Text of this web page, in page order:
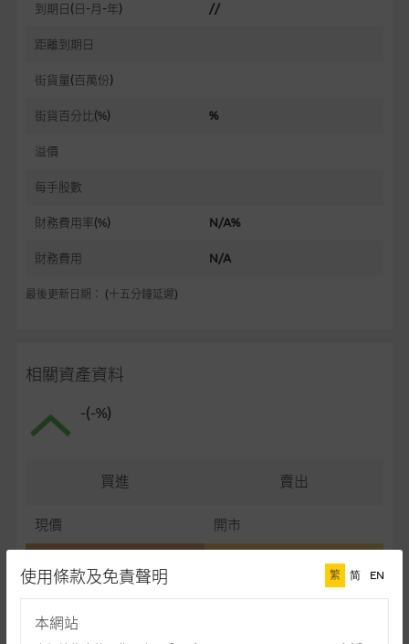
到期日(日-月-年) //
距離到期日
街貨量(百萬份)
街貨百分比(%) %
溢價
每手股數
財務費用率(%) N/A%
財務費用 N/A
最後更新日期： (十五分鐘延遲)
相關資產資料
-(-%)
買進 賣出
現價 開市
最高
最後更新日期： (十五分鐘延遲)
使用條款及免責聲明 繁 简 EN
本網站